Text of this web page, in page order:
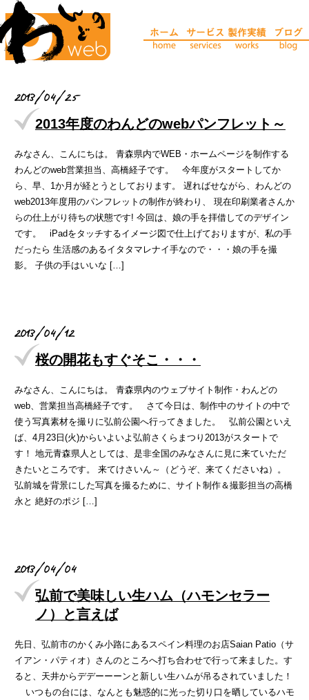
2013/04/25
2013年度のわんどのwebパンフレット～
みなさん、こんにちは。 青森県内でWEB・ホームページを制作する
わんどのweb営業担当、高橋経子です。 今年度がスタートしてか
ら、早、1か月が経とうとしております。 遅ればせながら、わんどの
web2013年度用のパンフレットの制作が終わり、 現在印刷業者さんか
らの仕上がり待ちの状態です! 今回は、娘の手を拝借してのデザイン
です。 iPadをタッチするイメージ図で仕上げておりますが、私の手
だったら 生活感のあるイタタマレナイ手なので・・・娘の手を撮
影。 子供の手はいいな […]
2013/04/12
桜の開花もすぐそこ・・・
みなさん、こんにちは。 青森県内のウェブサイト制作・わんどの
web、営業担当高橋経子です。 さて今日は、制作中のサイトの中で
使う写真素材を撮りに弘前公園へ行ってきました。 弘前公園といえ
ば、4月23日(火)からいよいよ弘前さくらまつり2013がスタートで
す！ 地元青森県人としては、是非全国のみなさんに見に来ていただ
きたいところです。 来てけさいん～（どうぞ、来てくださいね）。
弘前城を背景にした写真を撮るために、サイト制作＆撮影担当の高橋
永と 絶好のポジ […]
2013/04/04
弘前で美味しい生ハム（ハモンセラー
ノ）と言えば
先日、弘前市のかくみ小路にあるスペイン料理のお店Saian Patio（サ
イアン・パティオ）さんのところへ打ち合わせで行って来ました。す
ると、天井からデデーーーンと新しい生ハムが吊るされていました！
いつもの台には、なんとも魅惑的に光った切り口を晒しているハモ